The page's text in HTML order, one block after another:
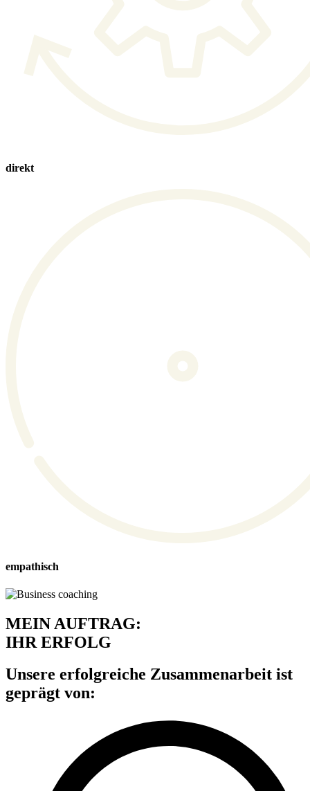
direkt
empathisch
MEIN AUFTRAG:
IHR ERFOLG
Unsere erfolgreiche Zusammenarbeit ist
geprägt von: